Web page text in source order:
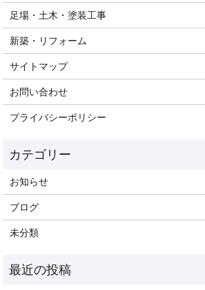
足場・土木・塗装工事
新築・リフォーム
サイトマップ
お問い合わせ
プライバシーポリシー
お知らせ
ブログ
未分類